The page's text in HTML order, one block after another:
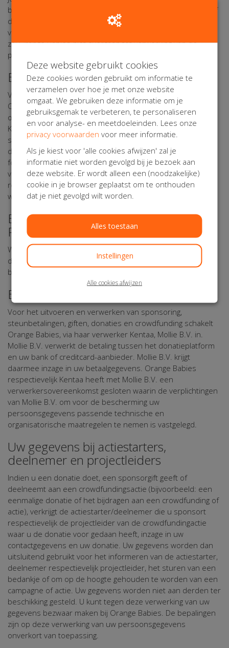
beschikking staande technische mogelijkheden, verifiëren of
deze gegevens met toestemming van een ouder of
verzorger zijn afgegeven. Indien die toestemming ontbreekt,
zal Orange Babies niet overgaan tot verwerking van de
persoonsgegevens.
Beveiliging van uw Persoonsgegevens
Voor de bescherming van uw persoonsgegevens heeft
Orange Babies passende fysieke, technische en
organisatorische maatregelen getroffen. Via haar verwerker
Kentaa maakt Orange Babies gebruik van een beveiligde
server die uitsluitend toegankelijk is voor personen die
daartoe bevoegd zijn. Eventuele gegevens die u op online
formulieren invult worden encrypted verzonden. Gegevens
van deelnemers, actiestarters, sponsors, donateurs,
relaties, vrijwilligers, vrienden en andere belangstellenden
worden in beveiligde systemen opgeslagen.
Bewaartermijn van uw
Persoonsgegevens
Wij bewaren uw gegevens niet langer dan noodzakelijk is om
de in dit Privacy Statement genoemde doeleinden te
bereiken.
Betaling
Voor het uitvoeren en verwerken van sponsoring,
steunbetalingen, giften, donaties en crowdfunding schakelt
Orange Babies, via haar verwerker Kentaa, Mollie B.V. in.
Mollie B.V. verwerkt de betaling tussen het donatieplatform
en uw bank of creditcard-aanbieder. Mollie B.V. krijgt
daarmee inzage in uw betaalgegevens. Orange Babies
respectievelijk Kentaa heeft met Mollie B.V. een
verwerkersovereenkomst gesloten waarin de verplichtingen
van Mollie B.V. om voor de bescherming uw
persoonsgegevens passende technische en
organisatorische maatregelen te nemen is vastgelegd.
Uw gegevens bij actiestarters,
deelnemer en projectleiders
Indien u een donatie doet, een sponsorgift geeft of
deelneemt aan een crowdfundingsactie (bijvoorbeeld: een
eenmalige donatie of het bijdragen aan een crowdfunding of
actie), verkrijgt de actiestarter/deelnemer die u sponsort
respectievelijk de projectleider van de crowdfundingactie
waar u de donatie voor gedaan heeft, inzage in uw
contactgegevens en uw donatie. Uw gegevens worden dan
uitsluitend gebruikt voor het informeren van de actiestarter,
deelnemer respectievelijk projectleider, het sturen van een
bedankje of om op de hoogte gehouden te worden van een
campagne of actie. Uw gegevens worden niet aan derden ter
beschikking gesteld. U kunt tegen deze verwerking van uw
gegevens bezwaar maken bij Orange Babies. De bepalingen
zijn op deze verwerking van uw persoonsgegevens
onverkort van toepassing.
Deze website gebruikt cookies
Deze cookies worden gebruikt om informatie te
verzamelen over hoe je met onze website
omgaat. We gebruiken deze informatie om je
gebruiksgemak te verbeteren, te personaliseren
en voor analyse- en meetdoeleinden. Lees onze
privacy voorwaarden voor meer informatie.
Als je kiest voor 'alle cookies afwijzen' zal je
informatie niet worden gevolgd bij je bezoek aan
deze website. Er wordt alleen een (noodzakelijke)
cookie in je browser geplaatst om te onthouden
dat je niet gevolgd wilt worden.
Alles toestaan
Instellingen
Alle cookies afwijzen